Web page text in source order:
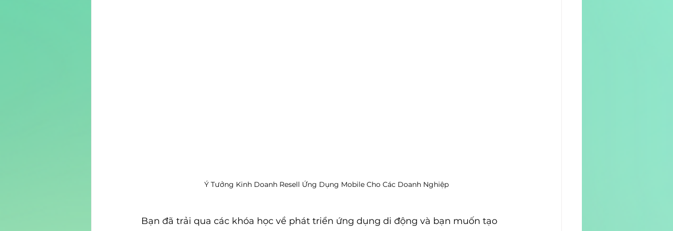
Ý Tưởng Kinh Doanh Resell Ứng Dụng Mobile Cho Các Doanh Nghiệp
Bạn đã trải qua các khóa học về phát triển ứng dụng di động và bạn muốn tạo